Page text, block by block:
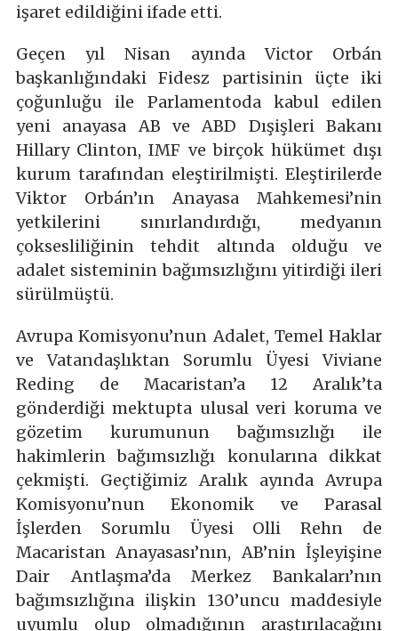
işaret edildiğini ifade etti.
Geçen yıl Nisan ayında Victor Orbán
başkanlığındaki Fidesz partisinin üçte iki
çoğunluğu ile Parlamentoda kabul edilen
yeni anayasa AB ve ABD Dışişleri Bakanı
Hillary Clinton, IMF ve birçok hükümet dışı
kurum tarafından eleştirilmişti. Eleştirilerde
Viktor Orbán’ın Anayasa Mahkemesi’nin
yetkilerini sınırlandırdığı, medyanın
çoksesliliğinin tehdit altında olduğu ve
adalet sisteminin bağımsızlığını yitirdiği ileri
sürülmüştü.
Avrupa Komisyonu’nun Adalet, Temel Haklar
ve Vatandaşlıktan Sorumlu Üyesi Viviane
Reding de Macaristan’a 12 Aralık’ta
gönderdiği mektupta ulusal veri koruma ve
gözetim kurumunun bağımsızlığı ile
hakimlerin bağımsızlığı konularına dikkat
çekmişti. Geçtiğimiz Aralık ayında Avrupa
Komisyonu’nun Ekonomik ve Parasal
İşlerden Sorumlu Üyesi Olli Rehn de
Macaristan Anayasası’nın, AB’nin İşleyişine
Dair Antlaşma’da Merkez Bankaları’nın
bağımsızlığına ilişkin 130’uncu maddesiyle
uyumlu olup olmadığının araştırılacağını